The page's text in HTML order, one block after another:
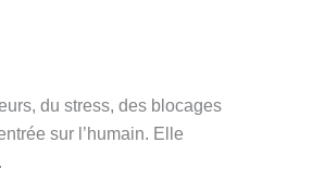
du stress, des blocages
sur l’humain. Elle